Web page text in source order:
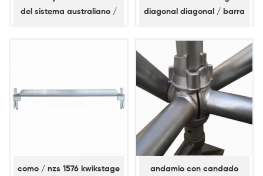
del sistema australiano /
diagonal diagonal / barra
como / nzs 1576 kwikstage andamio con candado